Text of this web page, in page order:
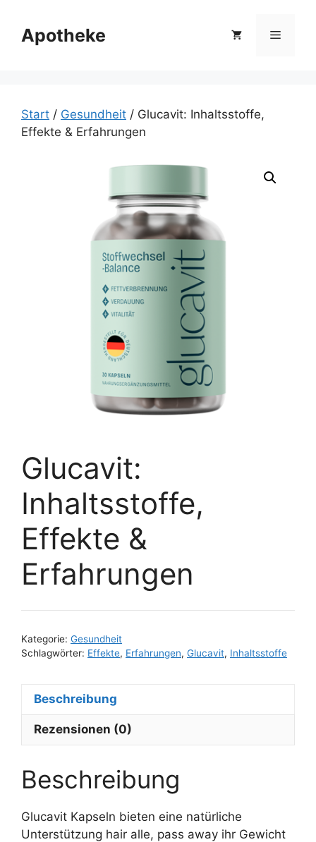
Inhalt
springen
Apotheke Menü
Start / Gesundheit / Glucavit: Inhaltsstoffe,
Effekte & Erfahrungen
Glucavit:
Inhaltsstoffe,
Effekte &
Erfahrungen
Kategorie: Gesundheit
Schlagwörter: Effekte, Erfahrungen, Glucavit, Inhaltsstoffe
Beschreibung
Rezensionen (0)
Beschreibung
Glucavit Kapseln bieten eine natürliche
Unterstützung hair alle, pass away ihr Gewicht